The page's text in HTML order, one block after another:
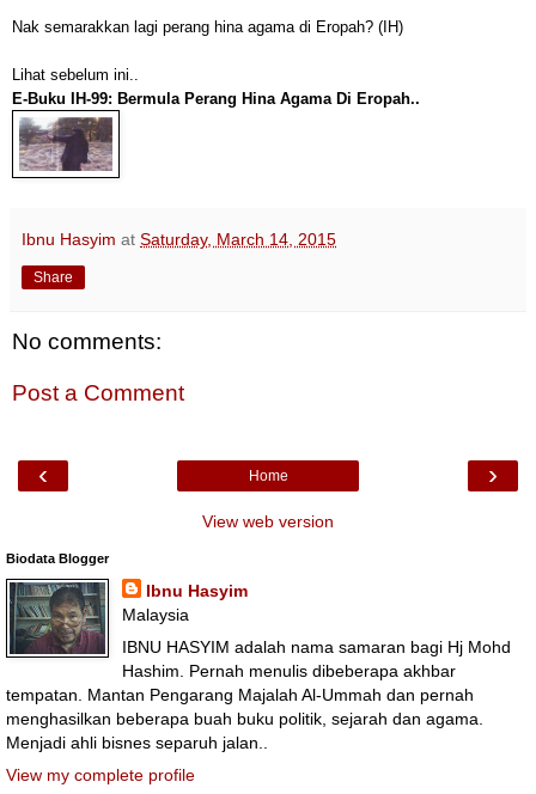
Nak semarakkan lagi perang hina agama di Eropah? (IH)
Lihat sebelum ini..
E-Buku IH-99: Bermula Perang Hina Agama Di Eropah..
Ibnu Hasyim at Saturday, March 14, 2015
Share
No comments:
Post a Comment
‹ ›
Home
View web version
Biodata Blogger
Ibnu Hasyim
Malaysia
IBNU HASYIM adalah nama samaran bagi Hj Mohd
Hashim. Pernah menulis dibeberapa akhbar
tempatan. Mantan Pengarang Majalah Al-Ummah dan pernah
menghasilkan beberapa buah buku politik, sejarah dan agama.
Menjadi ahli bisnes separuh jalan..
View my complete profile